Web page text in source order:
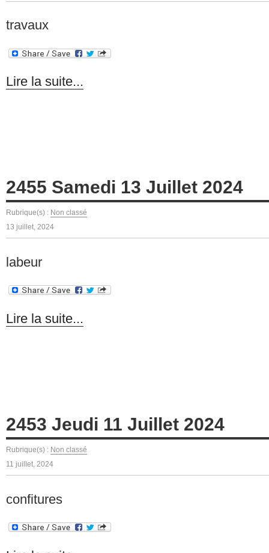
travaux
Lire la suite...
2455 Samedi 13 Juillet 2024
Rubrique(s) : Non classé
13 juillet, 2024
labeur
Lire la suite...
2453 Jeudi 11 Juillet 2024
Rubrique(s) : Non classé
11 juillet, 2024
confitures